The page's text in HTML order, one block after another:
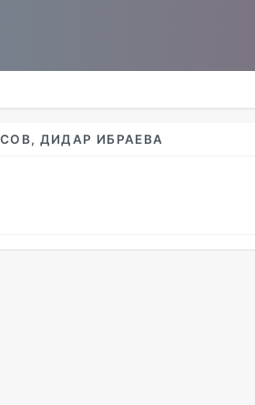
ДИДАР ИБРАЕВА